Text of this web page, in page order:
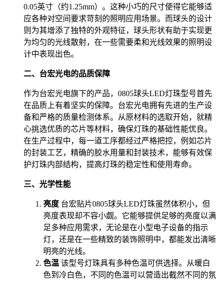
0.05英寸（约1.25mm）。这种小巧的尺寸使得它能够适
应各种对空间要求苛刻的照明应用场景。而球头的设计
则为其增添了独特的外观特征，球头形状有助于实现更
为均匀的光线散射，在一些需要柔和光线效果的照明设
计中表现出色。
二、台宏光电的品质保障
作为台宏光电旗下的产品，0805球头LED灯珠型号首先
在品质上有着坚实的保障。台宏光电拥有先进的生产设
备和严格的质量检测体系。从原材料的选取开始，就精
心挑选优质的芯片等材料，确保灯珠的基础性能优良。
在生产过程中，每一道工序都经过严格把控，例如芯片
的封装工艺，精确的胶水用量和封装技术，能够有效保
护灯珠内部结构，提高灯珠的稳定性和使用寿命。
三、光学性能
亮度 台宏贴片0805球头LED灯珠虽然体积小，但
亮度表现却不容小觑。它能够提供足够的亮度以满
足多种应用需求，无论是在小型电子设备的指示
灯，还是在一些精致的装饰照明中，都能发出清晰
明亮的光线。
色温 该型号灯珠具有多种色温可供选择。从暖白
色到冷白色，不同的色温可以营造出截然不同的氛